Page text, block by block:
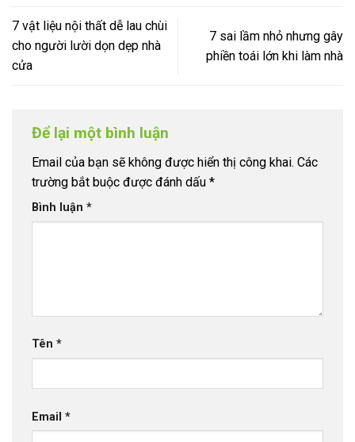
7 vật liệu nội thất dễ lau chùi
cho người lười dọn dẹp nhà
cửa
7 sai lầm nhỏ nhưng gây
phiền toái lớn khi làm nhà
Để lại một bình luận
Email của bạn sẽ không được hiển thị công khai. Các
trường bắt buộc được đánh dấu *
Bình luận *
Tên *
Email *